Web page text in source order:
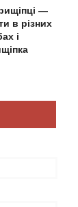
—
в різних
і